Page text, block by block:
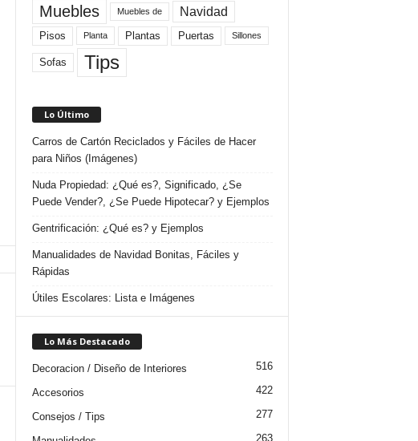
Muebles Muebles de Navidad
Pisos Planta Plantas Puertas Sillones
Sofas Tips
Lo Último
Carros de Cartón Reciclados y Fáciles de Hacer
para Niños (Imágenes)
Nuda Propiedad: ¿Qué es?, Significado, ¿Se
Puede Vender?, ¿Se Puede Hipotecar? y Ejemplos
Gentrificación: ¿Qué es? y Ejemplos
Manualidades de Navidad Bonitas, Fáciles y
Rápidas
Útiles Escolares: Lista e Imágenes
Lo Más Destacado
Decoracion / Diseño de Interiores 516
Accesorios 422
Consejos / Tips 277
263